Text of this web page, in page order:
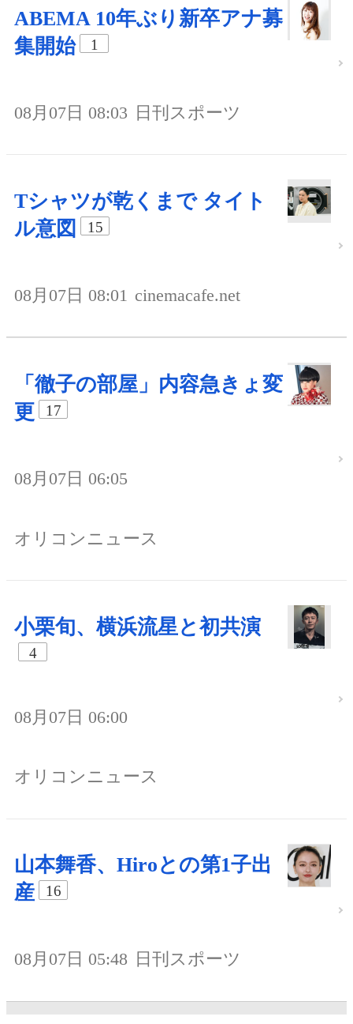
ABEMA 10年ぶり新卒アナ募
集開始
1
08月07日 08:03 日刊スポーツ
Tシャツが乾くまで タイト
ル意図
15
08月07日 08:01 cinemacafe.net
「徹子の部屋」内容急きょ変
更
17
08月07日 06:05
オリコンニュース
小栗旬、横浜流星と初共演
4
08月07日 06:00
オリコンニュース
山本舞香、Hiroとの第1子出
産
16
08月07日 05:48 日刊スポーツ